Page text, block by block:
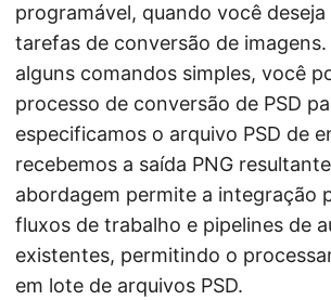
programável, quando você
tarefas de conversão de
alguns comandos simples, você
processo de conversão de PSD
especificamos o arquivo PSD de
recebemos a saída PNG
abordagem permite a integração
fluxos de trabalho e pipelines de
existentes, permitindo o
em lote de arquivos PSD.